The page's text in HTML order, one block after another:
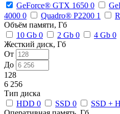
GeForce® GTX 1650 0
4000 0 Quadro® P2200 1
Объём памяти, Гб
10 Gb 0 2 Gb 0 4 Gb 0
Жесткий диск, Гб
От
До
128
6 256
Тип диска
HDD 0 SSD 0 SSD +